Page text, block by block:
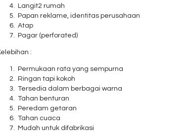
Langit2 rumah
Papan reklame, identitas perusahaan
Atap
Pagar (perforated)
:
Permukaan rata yang sempurna
Ringan tapi kokoh
Tersedia dalam berbagai warna
Tahan benturan
Peredam getaran
Tahan cuaca
Mudah untuk difabrikasi